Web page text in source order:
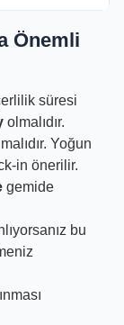
Önemli
süresi
olmalıdır.
Yoğun
in önerilir.
gemide
bu